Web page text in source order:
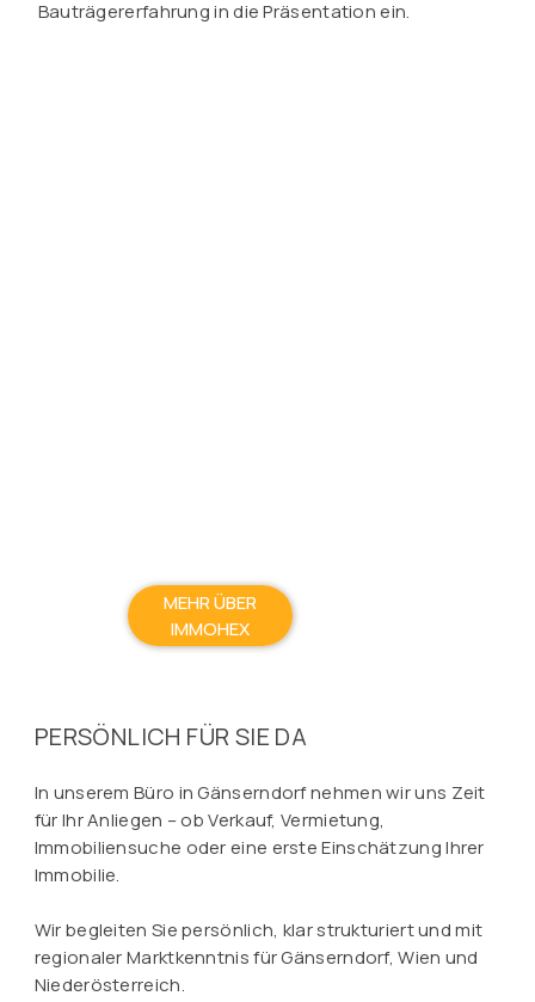
Bauträgererfahrung in die Präsentation ein.
MEHR ÜBER
IMMOHEX
PERSÖNLICH FÜR SIE DA
In unserem Büro in Gänserndorf nehmen wir uns Zeit
für Ihr Anliegen – ob Verkauf, Vermietung,
Immobiliensuche oder eine erste Einschätzung Ihrer
Immobilie.
Wir begleiten Sie persönlich, klar strukturiert und mit
regionaler Marktkenntnis für Gänserndorf, Wien und
Niederösterreich.